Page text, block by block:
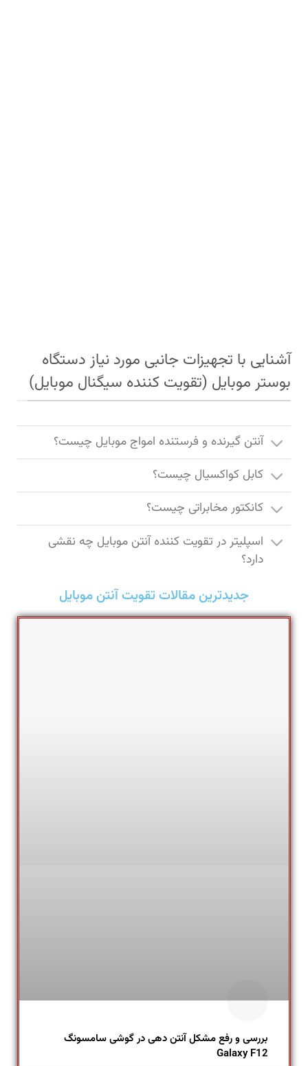
آشنایی با تجهیزات جانبی مورد نیاز دستگاه
بوستر موبایل (تقویت کننده سیگنال موبایل)
آنتن گیرنده و فرستنده امواج موبایل چیست؟
کابل کواکسیال چیست؟
کانکتور مخابراتی چیست؟
اسپلیتر در تقویت کننده آنتن موبایل چه نقشی
دارد؟
جدیدترین مقالات تقویت آنتن موبایل
بررسی و رفع مشکل آنتن دهی در گوشی سامسونگ
Galaxy F12